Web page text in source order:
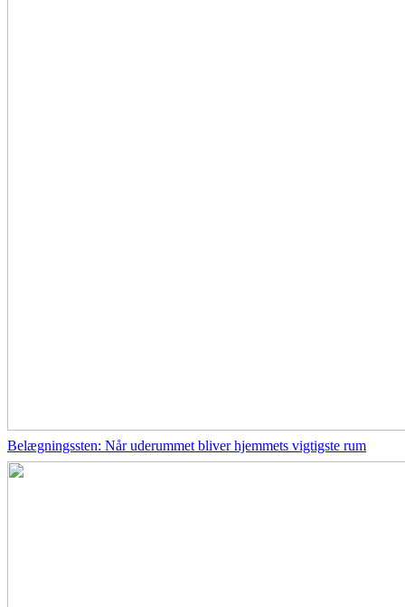
Belægningssten: Når uderummet bliver hjemmets vigtigste rum